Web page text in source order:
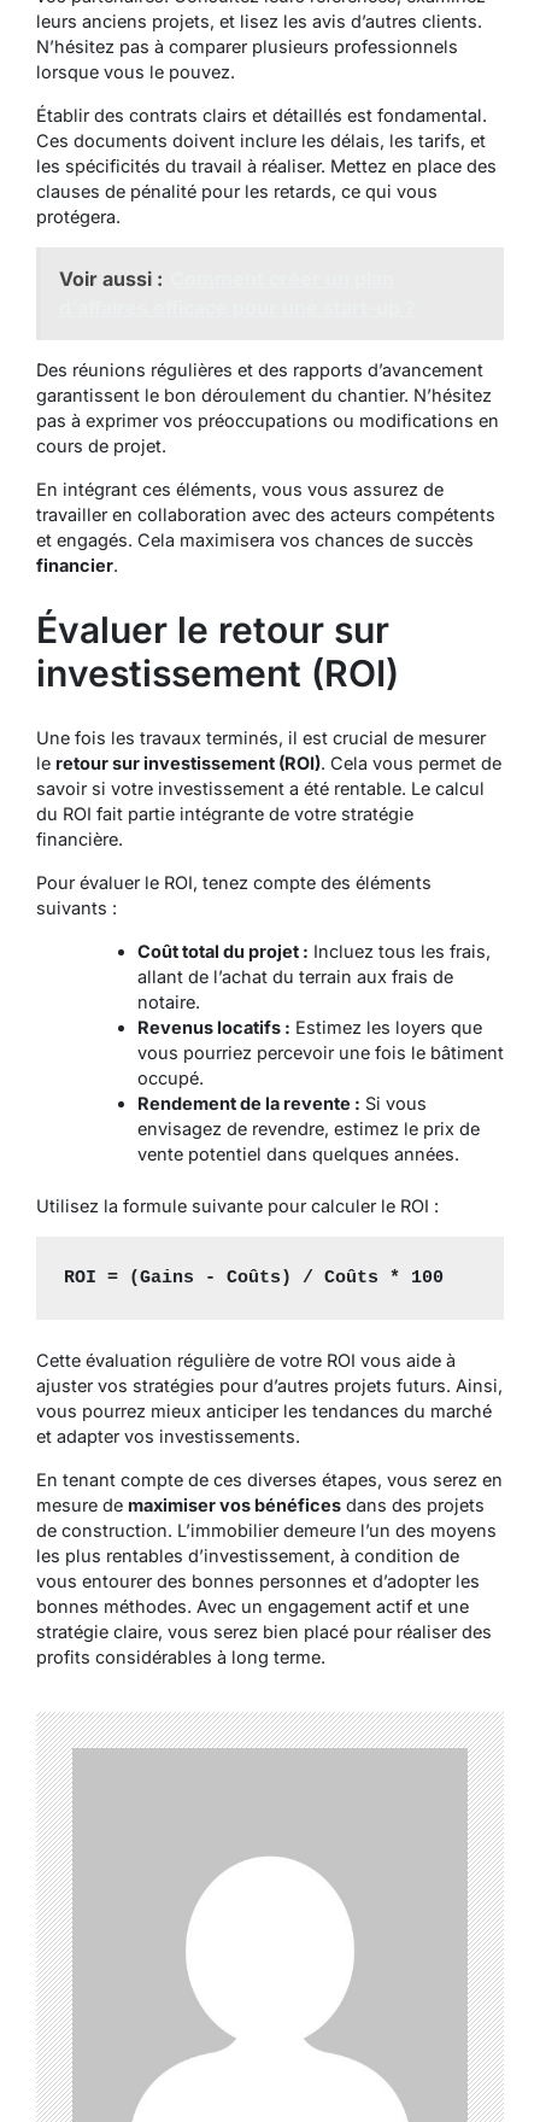
leurs anciens projets, et lisez les avis d’autres clients.
N’hésitez pas à comparer plusieurs professionnels
lorsque vous le pouvez.
Établir des contrats clairs et détaillés est fondamental.
Ces documents doivent inclure les délais, les tarifs, et
les spécificités du travail à réaliser. Mettez en place des
clauses de pénalité pour les retards, ce qui vous
protégera.
Voir aussi :
Des réunions régulières et des rapports d’avancement
garantissent le bon déroulement du chantier. N’hésitez
pas à exprimer vos préoccupations ou modifications en
cours de projet.
En intégrant ces éléments, vous vous assurez de
travailler en collaboration avec des acteurs compétents
et engagés. Cela maximisera vos chances de succès
financier.
Évaluer le retour sur
investissement (ROI)
Une fois les travaux terminés, il est crucial de mesurer
le retour sur investissement (ROI). Cela vous permet de
savoir si votre investissement a été rentable. Le calcul
du ROI fait partie intégrante de votre stratégie
financière.
Pour évaluer le ROI, tenez compte des éléments
suivants :
Coût total du projet : Incluez tous les frais,
allant de l’achat du terrain aux frais de
notaire.
Revenus locatifs : Estimez les loyers que
vous pourriez percevoir une fois le bâtiment
occupé.
Rendement de la revente : Si vous
envisagez de revendre, estimez le prix de
vente potentiel dans quelques années.
Utilisez la formule suivante pour calculer le ROI :
ROI = (Gains - Coûts) / Coûts * 100
Cette évaluation régulière de votre ROI vous aide à
ajuster vos stratégies pour d’autres projets futurs. Ainsi,
vous pourrez mieux anticiper les tendances du marché
et adapter vos investissements.
En tenant compte de ces diverses étapes, vous serez en
mesure de maximiser vos bénéfices dans des projets
de construction. L’immobilier demeure l’un des moyens
les plus rentables d’investissement, à condition de
vous entourer des bonnes personnes et d’adopter les
bonnes méthodes. Avec un engagement actif et une
stratégie claire, vous serez bien placé pour réaliser des
profits considérables à long terme.